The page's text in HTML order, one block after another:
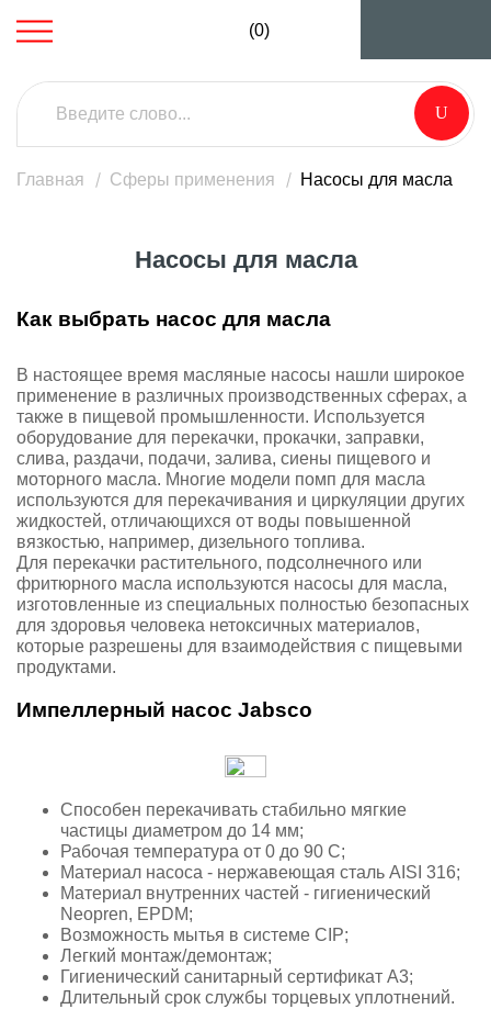
(0)
Главная Сферы применения Насосы для масла
Насосы для масла
Как выбрать насос для масла
В настоящее время масляные насосы нашли широкое
применение в различных производственных сферах, а
также в пищевой промышленности. Используется
оборудование для перекачки, прокачки, заправки,
слива, раздачи, подачи, залива, сиены пищевого и
моторного масла. Многие модели помп для масла
используются для перекачивания и циркуляции других
жидкостей, отличающихся от воды повышенной
вязкостью, например, дизельного топлива.
Для перекачки растительного, подсолнечного или
фритюрного масла используются насосы для масла,
изготовленные из специальных полностью безопасных
для здоровья человека нетоксичных материалов,
которые разрешены для взаимодействия с пищевыми
продуктами.
Импеллерный насос Jabsco
Способен перекачивать стабильно мягкие
частицы диаметром до 14 мм;
Рабочая температура от 0 до 90 С;
Материал насоса - нержавеющая сталь AISI 316;
Материал внутренних частей - гигиенический
Neopren, EPDM;
Возможность мытья в системе CIP;
Легкий монтаж/демонтаж;
Гигиенический санитарный сертификат А3;
Длительный срок службы торцевых уплотнений.